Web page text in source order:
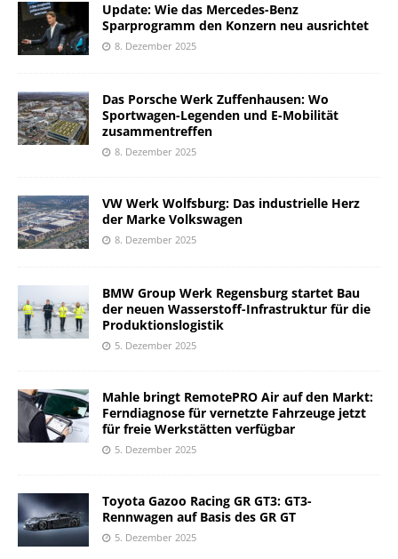
Update: Wie das Mercedes-Benz
Sparprogramm den Konzern neu ausrichtet
8. Dezember 2025
Das Porsche Werk Zuffenhausen: Wo
Sportwagen-Legenden und E-Mobilität
zusammentreffen
8. Dezember 2025
VW Werk Wolfsburg: Das industrielle Herz
der Marke Volkswagen
8. Dezember 2025
BMW Group Werk Regensburg startet Bau
der neuen Wasserstoff-Infrastruktur für die
Produktionslogistik
5. Dezember 2025
Mahle bringt RemotePRO Air auf den Markt:
Ferndiagnose für vernetzte Fahrzeuge jetzt
für freie Werkstätten verfügbar
5. Dezember 2025
Toyota Gazoo Racing GR GT3: GT3-
Rennwagen auf Basis des GR GT
5. Dezember 2025